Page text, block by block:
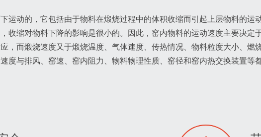
运动的，它包括由于物料在煅烧过程中的体积收缩而引起上层物料的运
收缩对物料下降的影响是很小的。因此，窑内物料的运动速度主要决定
，而煅烧速度又于煅烧温度、气体速度、传热情况、物料粒度大小、燃
度与排风、窑速、窑内阻力、物料物理性质、窑径和窑内热交换装置等